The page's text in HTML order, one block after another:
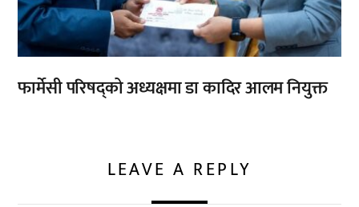
फार्मेसी परिषद्को अध्यक्षमा डा कादिर आलम नियुक्त
LEAVE A REPLY